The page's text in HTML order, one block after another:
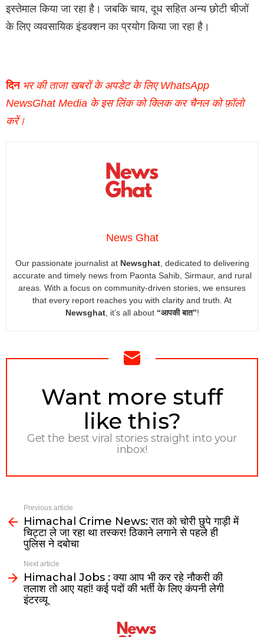
इस्तेमाल किया जा रहा है। जबकि चाय, दूध सहित अन्य छोटी चीजों
के लिए व्यवसायिक इंडक्शन का प्रयोग किया जा रहा है।
दिनभर की ताजा खबरों के अपडेट के लिए WhatsApp
NewsGhat Media के इस लिंक को क्लिक कर चैनल को फ़ॉलो
करें।
News Ghat
Our passionate journalist at Newsghat, dedicated to delivering
accurate and timely news from Paonta Sahib, Sirmaur, and rural
areas. With a focus on community-driven stories, we ensures
that every report reaches you with clarity and truth. At
Newsghat, it’s all about “आपकी बात”!
NEWSLETTER
Want more stuff
like this?
Get the best viral stories straight into your
inbox!
Previous article
Himachal Crime News: रात को चोरी छुपे गाड़ी में
चिट्टा ले जा रहा था तस्कर! ठिकाने लगाने से पहले ही
पुलिस ने दबोचा
Next article
Himachal Jobs : क्या आप भी कर रहे नौकरी की
तलाश तो आए यहां! कई पदों की भर्ती के लिए कंपनी लेगी
इंटरव्यू